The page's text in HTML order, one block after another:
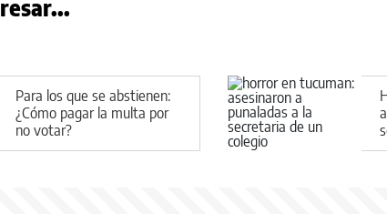
Para los que se abstienen:
¿Cómo pagar la multa por
no votar?